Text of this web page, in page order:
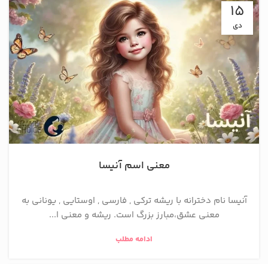
15
دی
معنی اسم آنیسا
آنیسا نام دخترانه با ریشه ترکی , فارسی , اوستایی , یونانی به
معنی عشق،مبارز بزرگ است. ریشه و معنی ا...
ادامه مطلب